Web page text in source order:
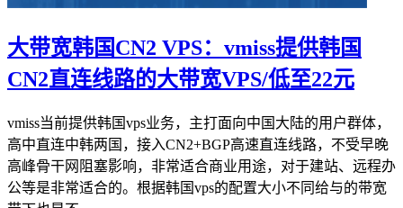
大带宽韩国CN2 VPS：vmiss提供韩国
CN2直连线路的大带宽VPS/低至22元
vmiss当前提供韩国vps业务，主打面向中国大陆的用户群体，
高中直连中韩两国，接入CN2+BGP高速直连线路，不受早晚
高峰骨干网阻塞影响，非常适合商业用途，对于建站、远程办
公等是非常适合的。根据韩国vps的配置大小不同给与的带宽